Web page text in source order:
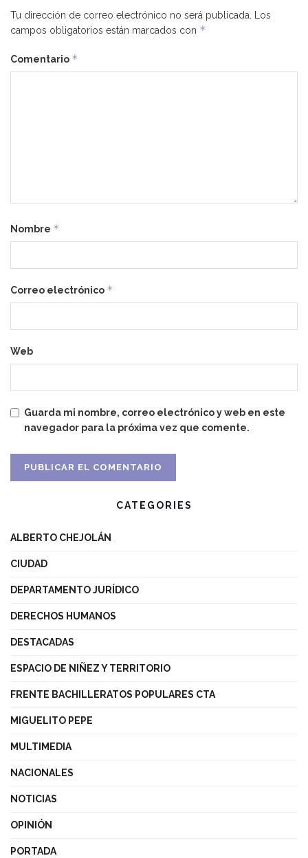
Tu dirección de correo electrónico no será publicada. Los
campos obligatorios están marcados con *
Comentario *
Nombre *
Correo electrónico *
Web
Guarda mi nombre, correo electrónico y web en este
navegador para la próxima vez que comente.
CATEGORIES
ALBERTO CHEJOLÁN
CIUDAD
DEPARTAMENTO JURÍDICO
DERECHOS HUMANOS
DESTACADAS
ESPACIO DE NIÑEZ Y TERRITORIO
FRENTE BACHILLERATOS POPULARES CTA
MIGUELITO PEPE
MULTIMEDIA
NACIONALES
NOTICIAS
OPINIÓN
PORTADA